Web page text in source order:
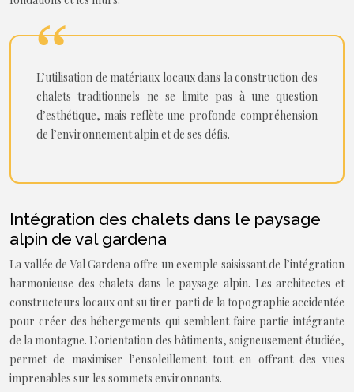
L’utilisation de matériaux locaux dans la construction des
chalets traditionnels ne se limite pas à une question
d’esthétique, mais reflète une profonde compréhension
de l’environnement alpin et de ses défis.
Intégration des chalets dans le paysage
alpin de val gardena
La vallée de Val Gardena offre un exemple saisissant de l’intégration
harmonieuse des chalets dans le paysage alpin. Les architectes et
constructeurs locaux ont su tirer parti de la topographie accidentée
pour créer des hébergements qui semblent faire partie intégrante
de la montagne. L’orientation des bâtiments, soigneusement étudiée,
permet de maximiser l’ensoleillement tout en offrant des vues
imprenables sur les sommets environnants.